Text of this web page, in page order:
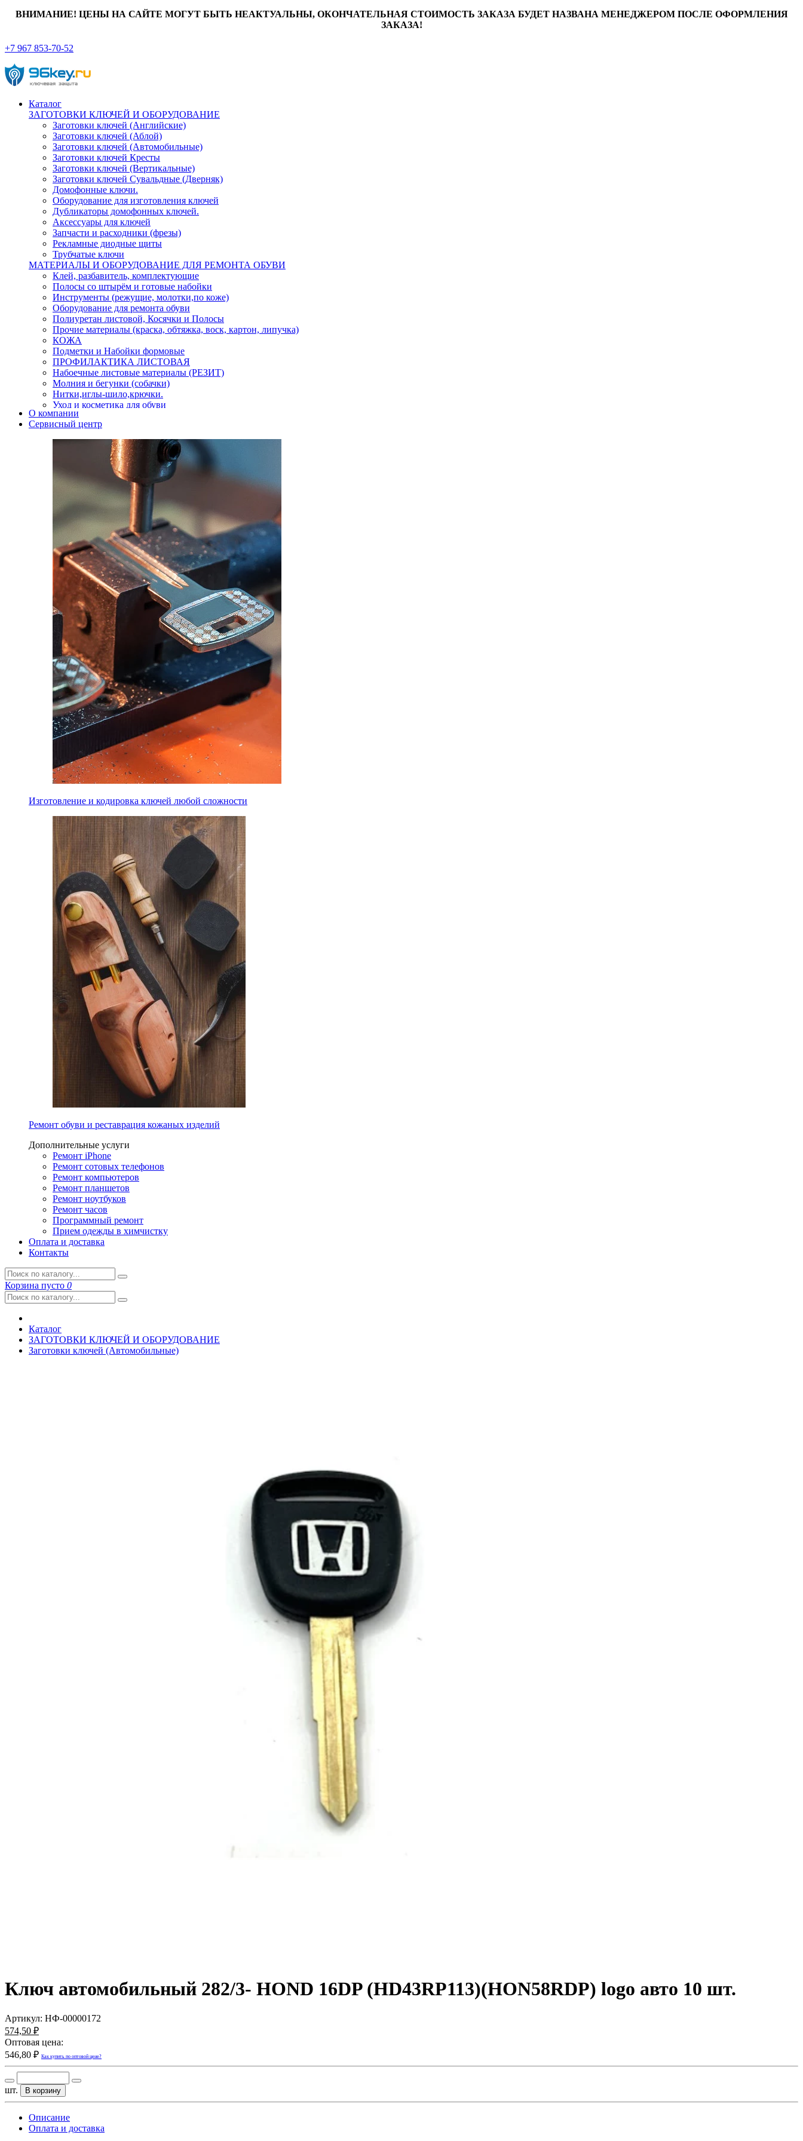
ВНИМАНИЕ! ЦЕНЫ НА САЙТЕ МОГУТ БЫТЬ НЕАКТУАЛЬНЫ, ОКОНЧАТЕЛЬНАЯ СТОИМОСТЬ ЗАКАЗА БУДЕТ НАЗВАНА МЕНЕДЖЕРОМ ПОСЛЕ ОФОРМЛЕНИЯ
ЗАКАЗА!
+7 967 853-70-52
Каталог
ЗАГОТОВКИ КЛЮЧЕЙ И ОБОРУДОВАНИЕ
Заготовки ключей (Английские)
Заготовки ключей (Аблой)
Заготовки ключей (Автомобильные)
Заготовки ключей Кресты
Заготовки ключей (Вертикальные)
Заготовки ключей Сувальдные (Дверняк)
Домофонные ключи.
Оборудование для изготовления ключей
Дубликаторы домофонных ключей.
Аксессуары для ключей
Запчасти и расходники (фрезы)
Рекламные диодные щиты
Трубчатые ключи
МАТЕРИАЛЫ И ОБОРУДОВАНИЕ ДЛЯ РЕМОНТА ОБУВИ
Клей, разбавитель, комплектующие
Полосы со штырём и готовые набойки
Инструменты (режущие, молотки,по коже)
Оборудование для ремонта обуви
Полиуретан листовой, Косячки и Полосы
Прочие материалы (краска, обтяжка, воск, картон, липучка)
КОЖА
Подметки и Набойки формовые
ПРОФИЛАКТИКА ЛИСТОВАЯ
Набоечные листовые материалы (РЕЗИТ)
Молния и бегунки (собачки)
Нитки,иглы-шило,крючки.
Уход и косметика для обуви
Кнопки (магнитые,кобурные)
Пряжки для ремня
О компании
Сервисный центр
Изготовление и кодировка ключей любой сложности
Ремонт обуви и реставрация кожаных изделий
Дополнительные услуги
Ремонт iPhone
Ремонт сотовых телефонов
Ремонт компьютеров
Ремонт планшетов
Ремонт ноутбуков
Ремонт часов
Программный ремонт
Прием одежды в химчистку
Оплата и доставка
Контакты
Корзина пусто 0
Каталог
ЗАГОТОВКИ КЛЮЧЕЙ И ОБОРУДОВАНИЕ
Заготовки ключей (Автомобильные)
Ключ автомобильный 282/3- HOND 16DP (HD43RP113)(HON58RDP) logo авто 10 шт.
Артикул: НФ-00000172
574,50 ₽
Оптовая цена:
546,80 ₽ Как купить по оптовой цене?
шт. В корзину
Описание
Оплата и доставка